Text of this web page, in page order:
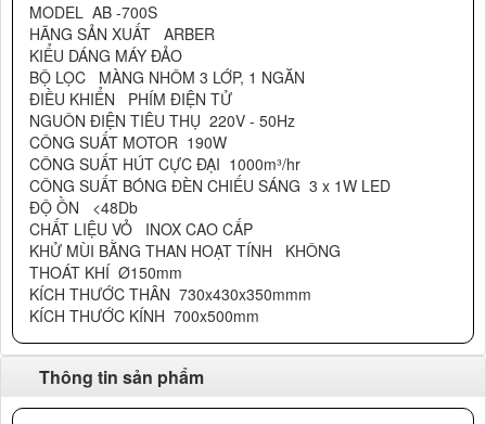
MODEL AB -700S
HÃNG SẢN XUẤT ARBER
KIỂU DÁNG MÁY ĐẢO
BỘ LỌC
MÀNG NHÔM 3 LỚP, 1 NGĂN
ĐIỀU KHIỂN
PHÍM ĐIỆN TỬ
NGUÔN ĐIỆN TIÊU THỤ 220V - 50Hz
CÔNG SUẤT MOTOR 190W
CÔNG SUẤT HÚT CỰC ĐẠI 1000m³/hr
CÔNG SUẤT BÓNG ĐÈN CHIẾU SÁNG 3 x 1W LED
ĐỘ ỒN
<48Db
CHẤT LIỆU VỎ
INOX CAO CẤP
KHỬ MÙI BẰNG THAN HOẠT TÍNH
KHÔNG
THOÁT KHÍ Ø150mm
KÍCH THƯỚC THÂN 730x430x350mmm
KÍCH THƯỚC KÍNH 700x500mm
Thông tin sản phẩm